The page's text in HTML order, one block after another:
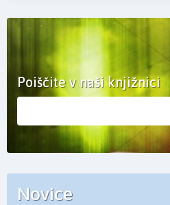
Poiščite v naši knjižnici
Novice